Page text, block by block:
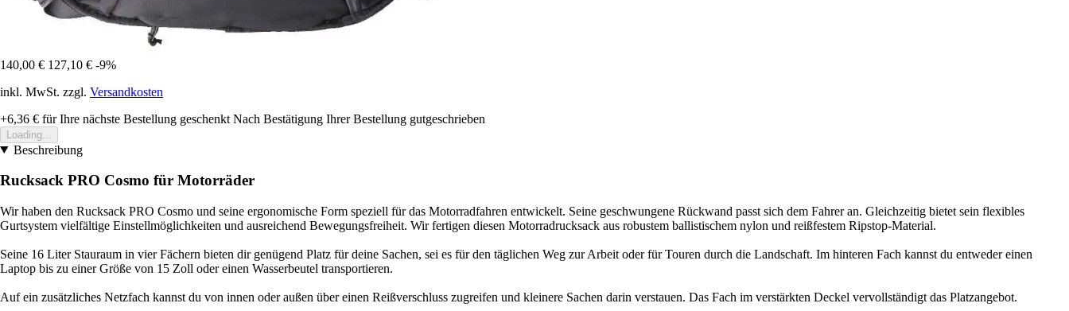
140,00 € 127,10 € -9%
inkl. MwSt. zzgl. Versandkosten
+6,36 € für Ihre nächste Bestellung geschenkt Nach Bestätigung Ihrer Bestellung gutgeschrieben
Loading...
Beschreibung
Rucksack PRO Cosmo für Motorräder
Wir haben den Rucksack PRO Cosmo und seine ergonomische Form speziell für das Motorradfahren entwickelt. Seine geschwungene Rückwand passt sich dem Fahrer an. Gleichzeitig bietet sein flexibles
Gurtsystem vielfältige Einstellmöglichkeiten und ausreichend Bewegungsfreiheit. Wir fertigen diesen Motorradrucksack aus robustem ballistischem nylon und reißfestem Ripstop-Material.
Seine 16 Liter Stauraum in vier Fächern bieten dir genügend Platz für deine Sachen, sei es für den täglichen Weg zur Arbeit oder für Touren durch die Landschaft. Im hinteren Fach kannst du entweder einen
Laptop bis zu einer Größe von 15 Zoll oder einen Wasserbeutel transportieren.
Auf ein zusätzliches Netzfach kannst du von innen oder außen über einen Reißverschluss zugreifen und kleinere Sachen darin verstauen. Das Fach im verstärkten Deckel vervollständigt das Platzangebot.